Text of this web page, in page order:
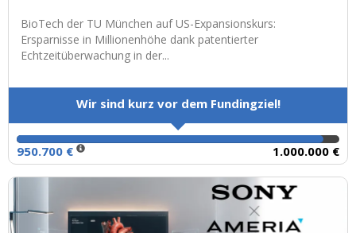
BioTech der TU München auf US-Expansionskurs:
Ersparnisse in Millionenhöhe dank patentierter
Echtzeitüberwachung in der...
Wir sind kurz vor dem Fundingziel!
950.700 € 1.000.000 €